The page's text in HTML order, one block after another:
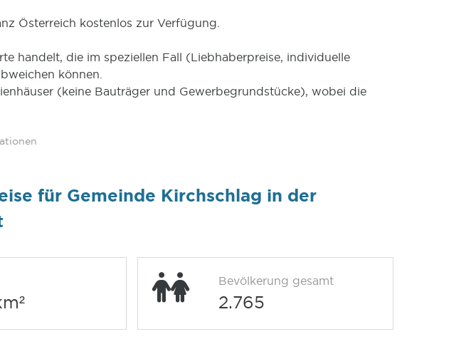
Österreich kostenlos zur Verfügung.
handelt, die im speziellen Fall (Liebhaberpreise, individuelle
können.
(keine Bauträger und Gewerbegrundstücke), wobei die
für Gemeinde Kirchschlag in der
Bevölkerung gesamt
2.765